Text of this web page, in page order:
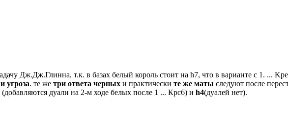
Дж.Дж.Глинна, т.к. в базах белый король стоит на h7, что в варианте с 1. ...
угроза. те же три ответа черных и практически те же маты следуют после
(добавляются дуали на 2-м ходе белых после 1 ... Крс6) и h4(дуалей нет).